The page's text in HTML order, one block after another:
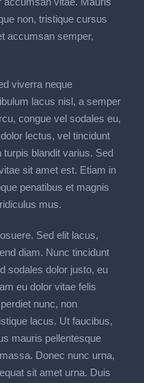
non, tristique cursus
accumsan semper,
viverra neque
lacus nisl, a semper
congue vel sodales eu,
lectus, vel tincidunt
turpis blandit varius. Sed
sit amet est. Etiam in
penatibus et magnis
mus.
Sed elit lacus,
diam. Nunc tincidunt
sodales dolor justo, eu
eu dolor vitae felis
nunc, non
lacus. Ut faucibus,
mauris pellentesque
Donec nunc urna,
sit amet urna. Duis